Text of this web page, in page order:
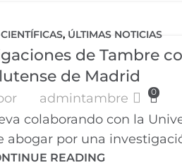
, ÚLTIMAS NOTICIAS
de Tambre
de Madrid
admintambre 0
colaborando con la
abogar por una
READING